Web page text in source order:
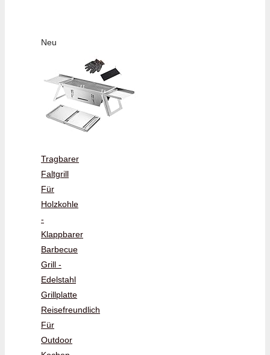
Neu
Tragbarer
Faltgrill
Für
Holzkohle
-
Klappbarer
Barbecue
Grill -
Edelstahl
Grillplatte
Reisefreundlich
Für
Outdoor